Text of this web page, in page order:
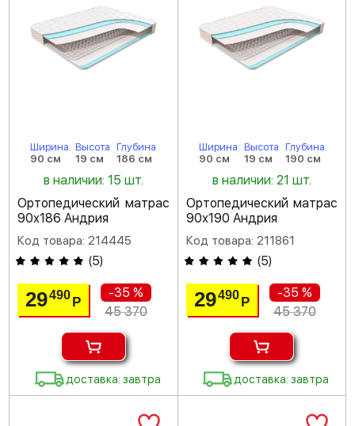
Ширина
90 см
Высота
19 см
Глубина
186 см
в наличии: 15 шт.
Ортопедический матрас
90х186 Андрия
Код товара: 214445
(5)
29490Р
-35 %
45 370
доставка: завтра
Ширина
90 см
Высота
19 см
Глубина
190 см
в наличии: 21 шт.
Ортопедический матрас
90х190 Андрия
Код товара: 211861
(5)
29490 Р
-35 %
45 370
доставка: завтра